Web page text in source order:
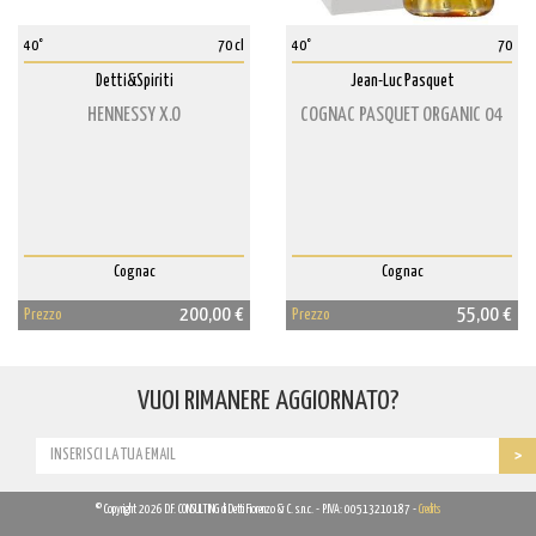
40° 70 cl
Detti&Spiriti
HENNESSY X.O
Cognac
Prezzo 200,00 €
40° 70
Jean-Luc Pasquet
COGNAC PASQUET ORGANIC 04
Cognac
Prezzo 55,00 €
VUOI RIMANERE AGGIORNATO?
© Copyright 2026 D.F. CONSULTING di Detti Fiorenzo & C. s.n.c. - P.IVA: 00513210187 - Credits